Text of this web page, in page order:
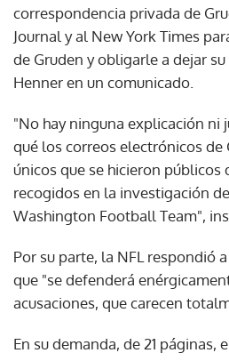
correspondencia privada de
Journal y al New York Times
de Gruden y obligarle a dejar
Henner en un comunicado.
"No hay ninguna explicación ni
qué los correos electrónicos de
únicos que se hicieron
recogidos en la investigación
Washington Football Team",
Por su parte, la NFL respondió
que "se defenderá
acusaciones, que carecen
En su demanda, de 21 páginas,